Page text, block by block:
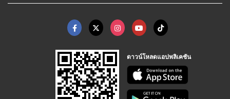
ดาวน์โหลดแอปพลิเคชัน